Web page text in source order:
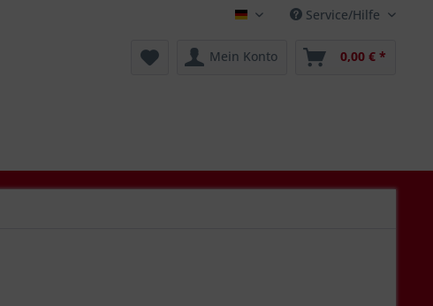
Deutsch Service/Hilfe
Mein Konto 0,00 € *